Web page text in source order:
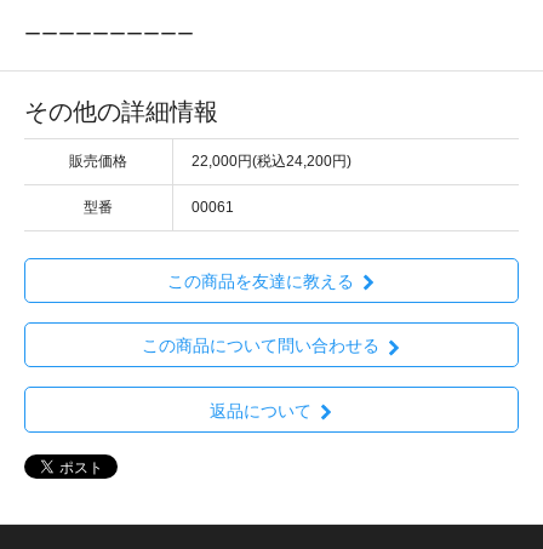
ーーーーーーーーーー
その他の詳細情報
販売価格 22,000円(税込24,200円)
型番 00061
この商品を友達に教える
この商品について問い合わせる
返品について